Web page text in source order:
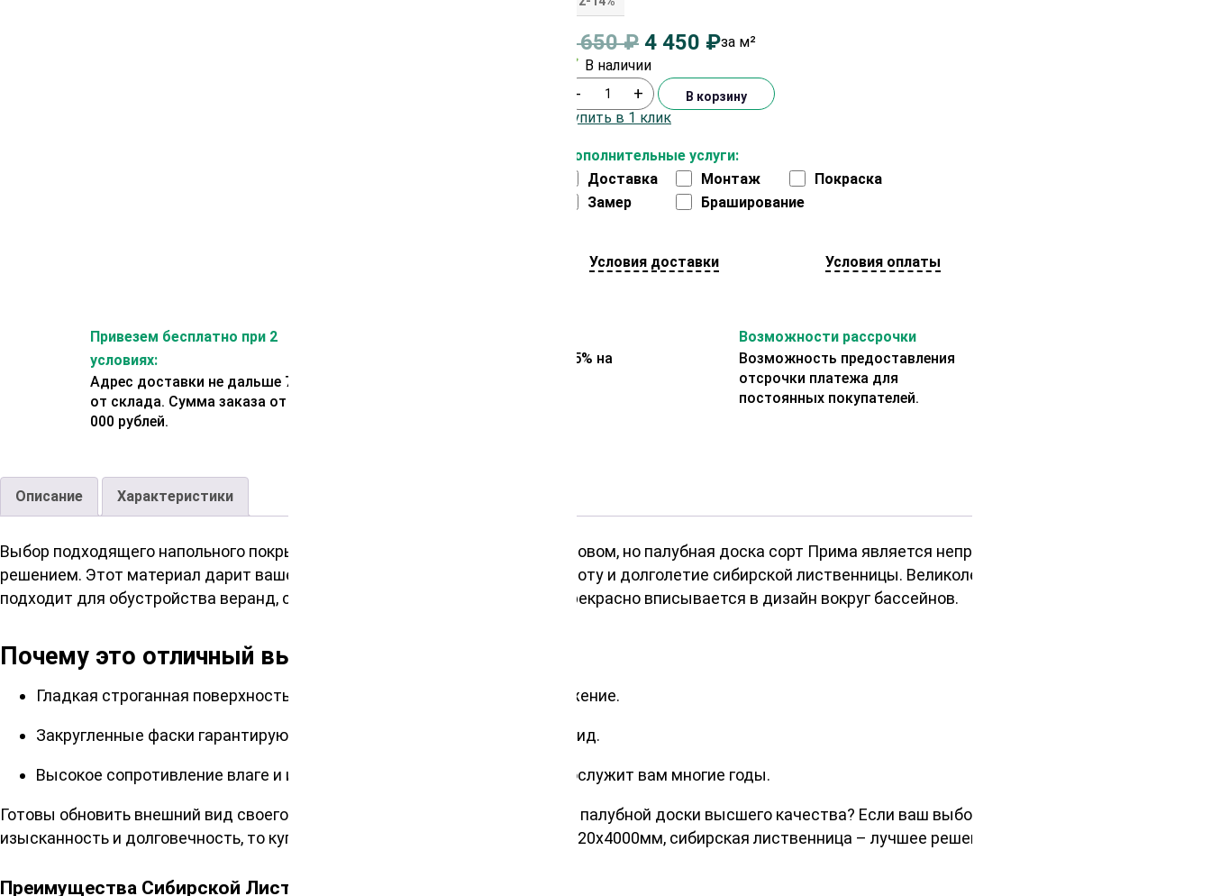
4 650₽ 4 450 ₽за м²
В наличии
Дополнительные услуги:
Доставка
Монтаж
Покраска
Замер
Браширование
- + В корзину
Купить в 1 клик
Условия доставки Условия оплаты
Привезем бесплатно при 2
условиях:
Адрес доставки не дальше 70 км
от склада. Сумма заказа от 200
000 рублей.
Представляем скидку 5% на
Возможности рассрочки
Возможность предоставления
отсрочки платежа для
постоянных покупателей.
Описание Характеристики
Выбор подходящего напольного покрытия для экстерьера может быть вызовом, но палубная доска сорт Прима является непревзойденным
решением. Этот материал дарит вашему пространству естественную красоту и долголетие сибирской лиственницы. Великолепно
подходит для обустройства веранд, садовых дорожек, мостов, пирсов и прекрасно вписывается в дизайн вокруг бассейнов.
Почему это отличный выбор?
Гладкая строганная поверхность обеспечивает комфортное передвижение.
Закругленные фаски гарантируют безопасность и изящный внешний вид.
Высокое сопротивление влаге и истиранию – напольное покрытие прослужит вам многие годы.
Готовы обновить внешний вид своего недвижимого имущества с помощью палубной доски высшего качества? Если ваш выбор пал на
изысканность и долговечность, то купить палубную доску сорт Прима 45х120х4000мм, сибирская лиственница – лучшее решение.
Преимущества Сибирской Лиственницы